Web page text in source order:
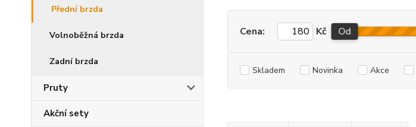
Přední brzda
Volnoběžná brzda
Zadní brzda
Pruty
Akční sety
Cena: Kč Od
Skladem Novinka Akce